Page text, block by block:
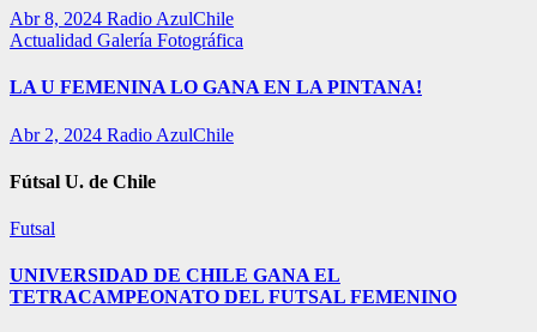
Abr 8, 2024 Radio AzulChile
Actualidad Galería Fotográfica
LA U FEMENINA LO GANA EN LA PINTANA!
Abr 2, 2024 Radio AzulChile
Fútsal U. de Chile
Futsal
UNIVERSIDAD DE CHILE GANA EL
TETRACAMPEONATO DEL FUTSAL FEMENINO